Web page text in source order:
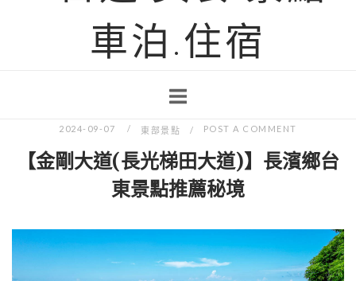
車泊.住宿
2024-09-07 東部景點 POST A COMMENT
【金剛大道(長光梯田大道)】長濱鄉台
東景點推薦秘境